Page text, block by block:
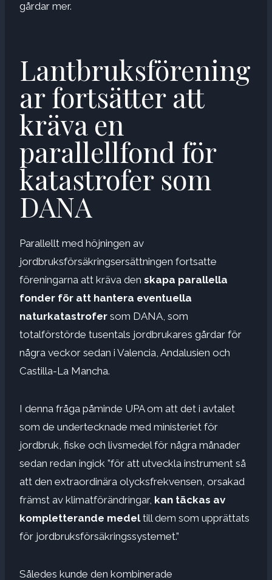
gårdar mer.
Lantbruksförening
ar fortsätter att
kräva en
parallellfond för
katastrofer som
DANA
Parallellt med höjningen av
jordbruksförsäkringsersättningen fortsatte
föreningarna att kräva den skapa parallella
fonder för att hantera eventuella
naturkatastrofer som DANA, som
totalförstörde tusentals jordbrukares gårdar för
några veckor sedan i Valencia, Andalusien och
Castilla-La Mancha.
I denna fråga påminde UPA om att det i avtalet
som de undertecknade med ministeriet för
jordbruk, fiske och livsmedel för några månader
sedan redan ingick ”för att utveckla instrument så
att den extraordinära olycksfrekvensen, orsakad
främst av klimatförändringar, kan täckas av
kompletterande medeltill dem som upprättats
för jordbruksförsäkringssystemet.”
Således kunde den kombinerade